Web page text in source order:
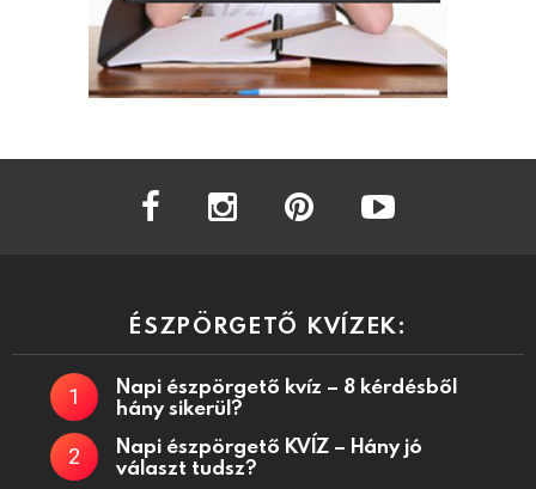
facebook instagram
ÉSZPÖRGETŐ KVÍZEK:
Napi észpörgető kvíz – 8 kérdésből
hány sikerül?
Napi észpörgető KVÍZ – Hány jó
választ tudsz?